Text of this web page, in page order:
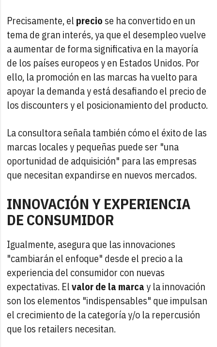
Precisamente, el precio se ha convertido en un
tema de gran interés, ya que el desempleo vuelve
a aumentar de forma significativa en la mayoría
de los países europeos y en Estados Unidos. Por
ello, la promoción en las marcas ha vuelto para
apoyar la demanda y está desafiando el precio de
los discounters y el posicionamiento del producto.
La consultora señala también cómo el éxito de las
marcas locales y pequeñas puede ser "una
oportunidad de adquisición" para las empresas
que necesitan expandirse en nuevos mercados.
INNOVACIÓN Y EXPERIENCIA
DE CONSUMIDOR
Igualmente, asegura que las innovaciones
"cambiarán el enfoque" desde el precio a la
experiencia del consumidor con nuevas
expectativas. Elvalor de la marcay la innovación
son los elementos "indispensables" que impulsan
el crecimiento de la categoría y/o la repercusión
que los retailers necesitan.